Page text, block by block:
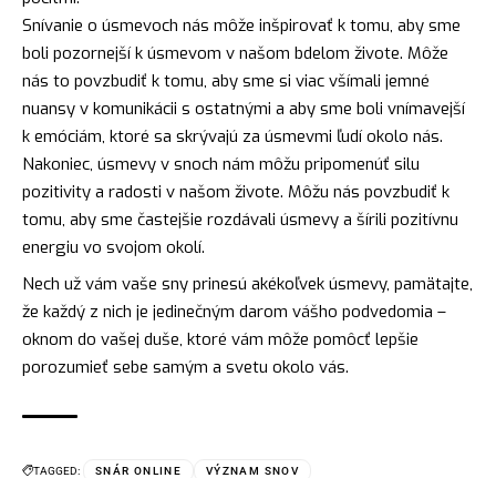
Snívanie o úsmevoch nás môže inšpirovať k tomu, aby sme
boli pozornejší k úsmevom v našom bdelom živote. Môže
nás to povzbudiť k tomu, aby sme si viac všímali jemné
nuansy v komunikácii s ostatnými a aby sme boli vnímavejší
k emóciám, ktoré sa skrývajú za úsmevmi ľudí okolo nás.
Nakoniec, úsmevy v snoch nám môžu pripomenúť silu
pozitivity a radosti v našom živote. Môžu nás povzbudiť k
tomu, aby sme častejšie rozdávali úsmevy a šírili pozitívnu
energiu vo svojom okolí.
Nech už vám vaše sny prinesú akékoľvek úsmevy, pamätajte,
že každý z nich je jedinečným darom vášho podvedomia –
oknom do vašej duše, ktoré vám môže pomôcť lepšie
porozumieť sebe samým a svetu okolo vás.
TAGGED: SNÁR ONLINE VÝZNAM SNOV